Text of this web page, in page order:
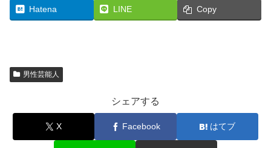
Hatena LINE Copy
男性芸能人
シェアする
X Facebook はてブ